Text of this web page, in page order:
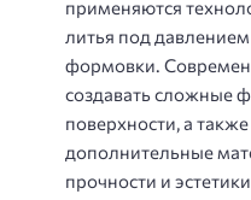
применяются
литья под
формовки.
создавать сложные
поверхности, а
дополнительные
прочности и эстетики.